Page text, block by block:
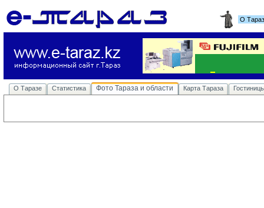
О
О Таразе Статистика Фото Тараза и области Карта Тараза